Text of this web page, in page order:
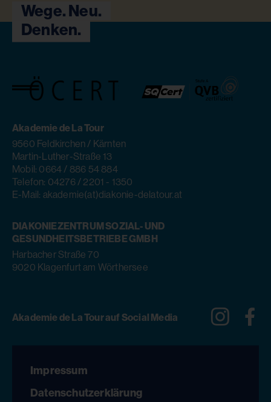
Wege. Neu.
Denken.
Akademie de La Tour
9560 Feldkirchen / Kärnten
Martin-Luther-Straße 13
Mobil: 0664 / 886 54 884
Telefon: 04276 / 2201 - 1350
E-Mail: akademie(at)diakonie-delatour.at
DIAKONIEZENTRUM SOZIAL- UND
GESUNDHEITSBETRIEBE GMBH
Harbacher Straße 70
9020 Klagenfurt am Wörthersee
Akademie de La Tour auf Social Media
Impressum
Datenschutzerklärung